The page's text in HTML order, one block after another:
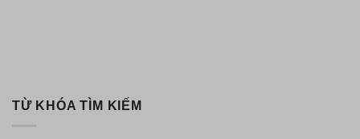
TỪ KHÓA TÌM KIẾM